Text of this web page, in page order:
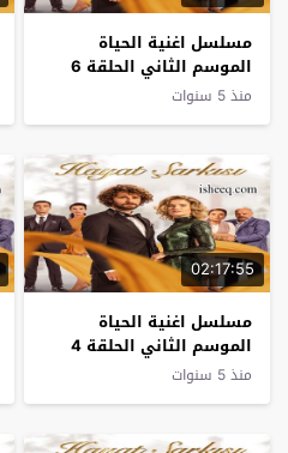
مسلسل اغنية الحياة
الموسم الثاني الحلقة 6
منذ 5 سنوات
02:17:55
مسلسل اغنية الحياة
الموسم الثاني الحلقة 4
منذ 5 سنوات